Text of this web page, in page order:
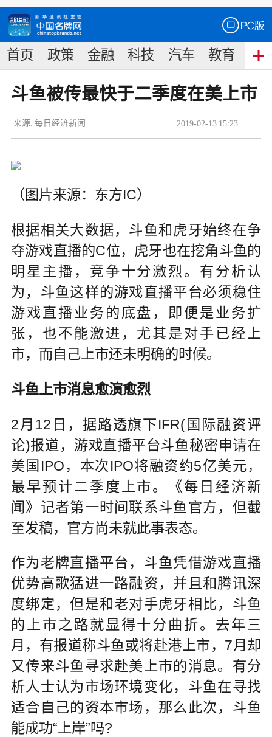
首页 政策 金融 科技 汽车 教育 食
斗鱼被传最快于二季度在美上市
2019-02-13 15:23
来源: 每日经济新闻
（图片来源：东方IC）
根据相关大数据，斗鱼和虎牙始终在争
夺游戏直播的C位，虎牙也在挖角斗鱼的
明星主播，竞争十分激烈。有分析认
为，斗鱼这样的游戏直播平台必须稳住
游戏直播业务的底盘，即便是业务扩
张，也不能激进，尤其是对手已经上
市，而自己上市还未明确的时候。
斗鱼上市消息愈演愈烈
2月12日，据路透旗下IFR(国际融资评
论)报道，游戏直播平台斗鱼秘密申请在
美国IPO，本次IPO将融资约5亿美元，
最早预计二季度上市。《每日经济新
闻》记者第一时间联系斗鱼官方，但截
至发稿，官方尚未就此事表态。
作为老牌直播平台，斗鱼凭借游戏直播
优势高歌猛进一路融资，并且和腾讯深
度绑定，但是和老对手虎牙相比，斗鱼
的上市之路就显得十分曲折。去年三
月，有报道称斗鱼或将赴港上市，7月却
又传来斗鱼寻求赴美上市的消息。有分
析人士认为市场环境变化，斗鱼在寻找
适合自己的资本市场，那么此次，斗鱼
能成功“上岸”吗?